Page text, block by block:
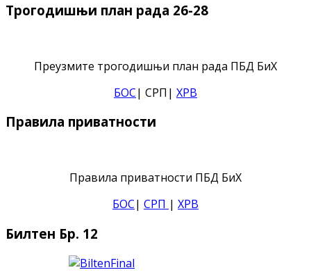
Трогодишњи план рада 26-28
Преузмите трогодишњи план рада ПБД БиХ
БОС| СРП| ХРВ
Правила приватности
Правила приватности ПБД БиХ
БОС| СРП | ХРВ
Билтен Бр. 12